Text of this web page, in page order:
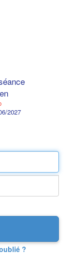
2027
?